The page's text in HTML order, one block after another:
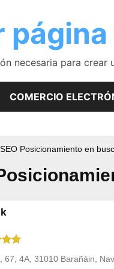
necesaria para crear
COMERCIO
SEO Posicionamiento en
67, 4A, 31010 Barañáin,